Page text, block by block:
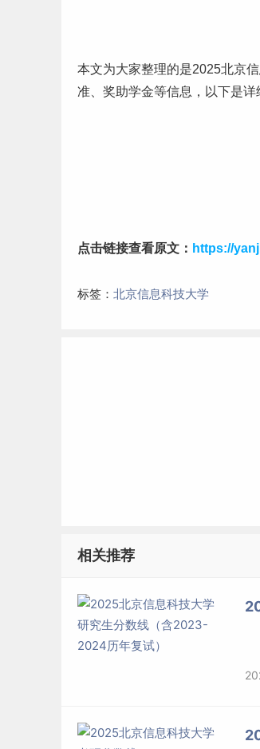
本文为大家整理的是2025北京
准 、奖助学金等信息，以下是
点击链接查看原文： https://
标签： 北京信息科技大学
相关推荐